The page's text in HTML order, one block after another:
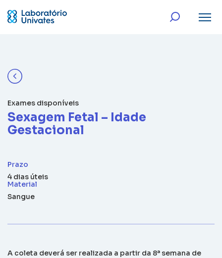
Exames disponíveis
Sexagem Fetal – Idade
Gestacional
Prazo
4 dias úteis
Material
Sangue
A coleta deverá ser realizada a partir da 8ª semana de